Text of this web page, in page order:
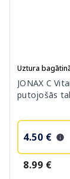
Uztura
JONAX C
putojošās
4.50 €
8.99 €